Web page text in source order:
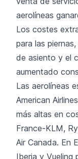
aerolíneas
Los costes
para las
de asiento y el
aumentado
Las aerolíneas
American
más altas en
France-KLM,
Air Canada. En
Iberia y Vueling